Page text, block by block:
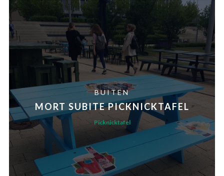
BUITEN
MORT SUBITE PICKNICKTAFEL
Picknicktafel